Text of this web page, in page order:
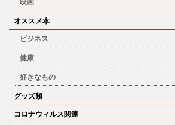
オススメ本
ビジネス
健康
好きなもの
グッズ類
コロナウィルス関連